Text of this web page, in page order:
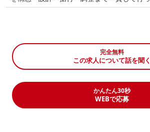
完全無料
この求人について話を聞く
かんたん30秒
WEBで応募